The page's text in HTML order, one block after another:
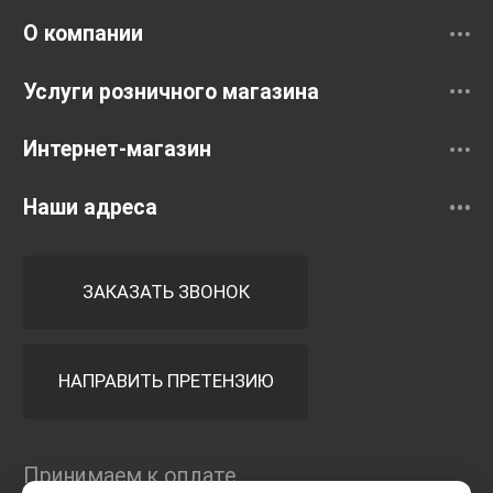
О компании
Услуги розничного магазина
Интернет-магазин
Наши адреса
ЗАКАЗАТЬ ЗВОНОК
НАПРАВИТЬ ПРЕТЕНЗИЮ
Принимаем к оплате